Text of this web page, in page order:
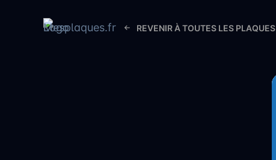
REVENIR À TOUTES LES PLAQUES